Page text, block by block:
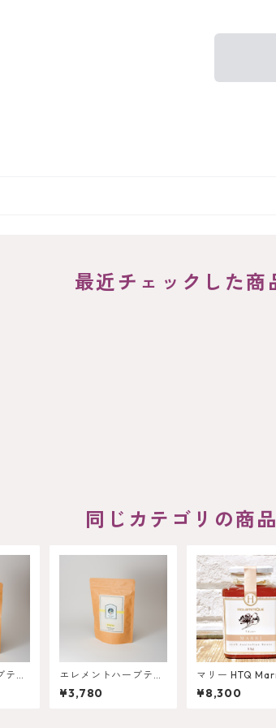
最近チェックした商
同じカテゴリの商品
ティ
エレメントハーブティ
ー L'infini
¥3,780
マリー HTQ
¥8,300